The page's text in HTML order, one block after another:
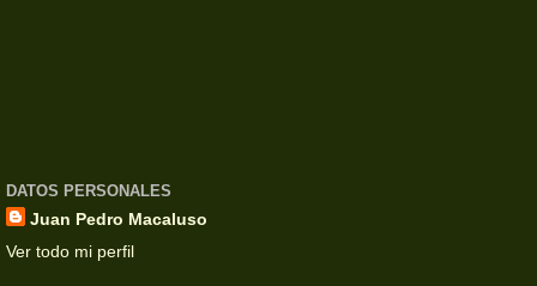
DATOS PERSONALES
Juan Pedro Macaluso
Ver todo mi perfil